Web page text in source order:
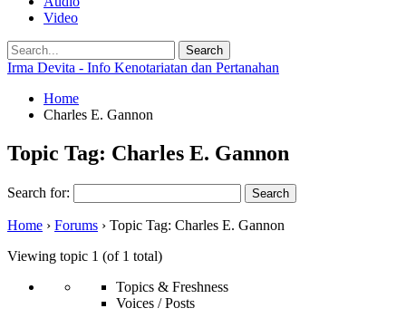
Video
Irma Devita - Info Kenotariatan dan Pertanahan
Home
Charles E. Gannon
Topic Tag: Charles E. Gannon
Search for:
Home › Forums › Topic Tag: Charles E. Gannon
Viewing topic 1 (of 1 total)
Topics & Freshness
Voices / Posts